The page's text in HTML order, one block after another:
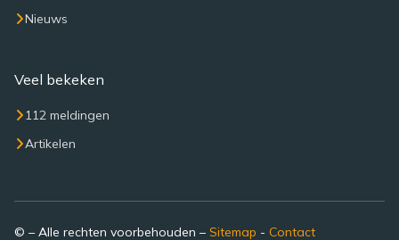
Nieuws
Veel bekeken
112 meldingen
Artikelen
© – Alle rechten voorbehouden – Sitemap - Contact